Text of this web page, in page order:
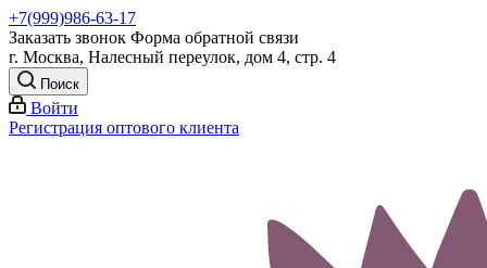
+7(999)986-63-17
Заказать звонок Форма обратной связи
г. Москва, Налесный переулок, дом 4, стр. 4
Поиск
Войти
Регистрация оптового клиента